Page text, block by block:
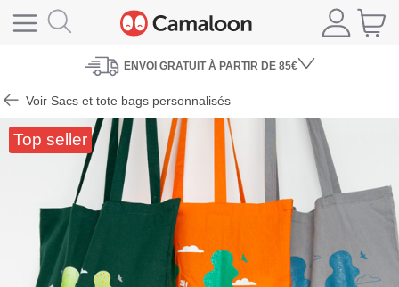
ENVOI GRATUIT À PARTIR DE 85€
Voir Sacs et tote bags personnalisés
Top seller